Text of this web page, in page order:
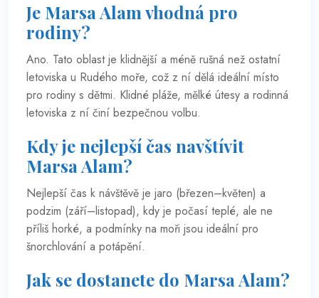
Je Marsa Alam vhodná pro
rodiny?
Ano. Tato oblast je klidnější a méně rušná než ostatní
letoviska u Rudého moře, což z ní dělá ideální místo
pro rodiny s dětmi. Klidné pláže, mělké útesy a rodinná
letoviska z ní činí bezpečnou volbu.
Kdy je nejlepší čas navštívit
Marsa Alam?
Nejlepší čas k návštěvě je jaro (březen–květen) a
podzim (září–listopad), kdy je počasí teplé, ale ne
příliš horké, a podmínky na moři jsou ideální pro
šnorchlování a potápění.
Jak se dostanete do Marsa Alam?